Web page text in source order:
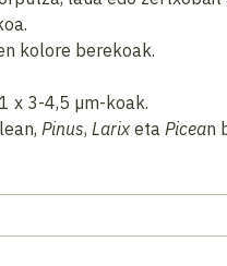
kolore berekoak.
x 3-4,5 µm-koak.
Pinus, Larix eta Picean